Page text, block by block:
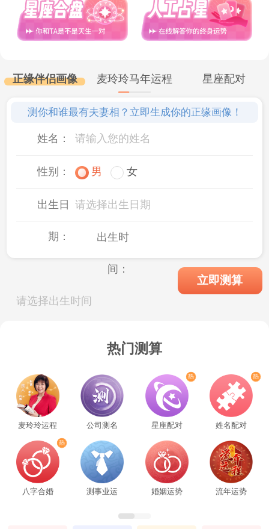
正缘伴侣画像 麦玲玲马年运程 星座配对
测你和谁最有夫妻相？立即生成你的正缘画像！
姓名：
性别： 男 女
出生日
期：
请选择出生日期
出生时
间：
请选择出生时间
立即测算
热门测算
麦玲玲运程 公司测名 星座配对 姓名配对
八字合婚 测事业运 婚姻运势 流年运势